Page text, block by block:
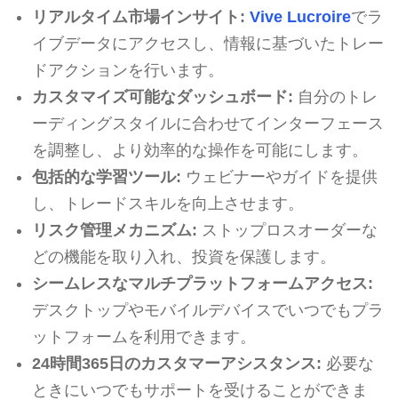
リアルタイム市場インサイト: Vive Lucroireでラ
イブデータにアクセスし、情報に基づいたトレー
ドアクションを行います。
カスタマイズ可能なダッシュボード: 自分のトレ
ーディングスタイルに合わせてインターフェース
を調整し、より効率的な操作を可能にします。
包括的な学習ツール: ウェビナーやガイドを提供
し、トレードスキルを向上させます。
リスク管理メカニズム: ストップロスオーダーな
どの機能を取り入れ、投資を保護します。
シームレスなマルチプラットフォームアクセス:
デスクトップやモバイルデバイスでいつでもプラ
ットフォームを利用できます。
24時間365日のカスタマーアシスタンス: 必要な
ときにいつでもサポートを受けることができま